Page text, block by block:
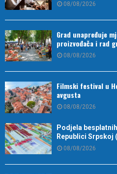
08/08/2026
Grad unapređuje
proizvođača i rad
08/08/2026
Filmski festival u
avgusta
08/08/2026
Podjela
Republici Srpskoj
08/08/2026